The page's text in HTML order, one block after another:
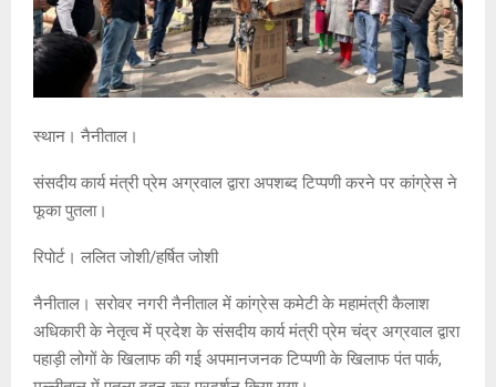
स्थान। नैनीताल।
संसदीय कार्य मंत्री प्रेम अग्रवाल द्वारा अपशब्द टिप्पणी करने पर कांग्रेस ने
फूका पुतला।
रिपोर्ट। ललित जोशी/हर्षित जोशी
नैनीताल। सरोवर नगरी नैनीताल में कांग्रेस कमेटी के महामंत्री कैलाश
अधिकारी के नेतृत्व में प्रदेश के संसदीय कार्य मंत्री प्रेम चंद्र अग्रवाल द्वारा
पहाड़ी लोगों के खिलाफ की गई अपमानजनक टिप्पणी के खिलाफ पंत पार्क,